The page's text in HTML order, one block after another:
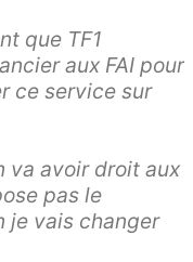
que TF1
aux FAI pour
ce service sur
va avoir droit aux
pas le
je vais changer